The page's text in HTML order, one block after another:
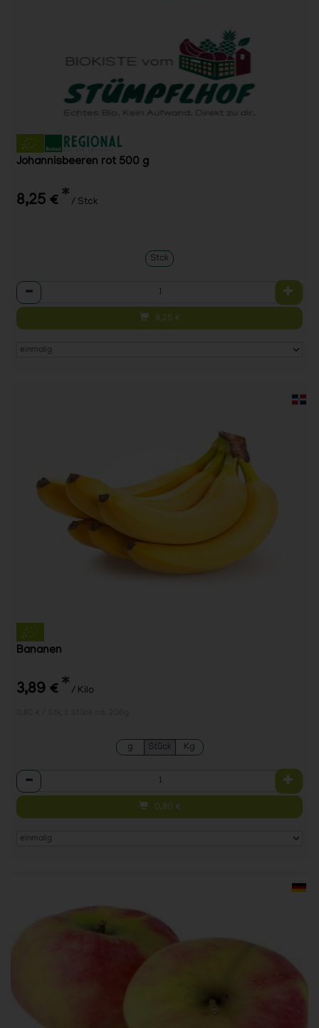
Johannisbeeren rot 500 g
8,25 € * / Stck
Stck
Anzahl
8,25 €
Bananen
3,89 € * / Kilo
g Stück Kg
Anzahl
0,80 €